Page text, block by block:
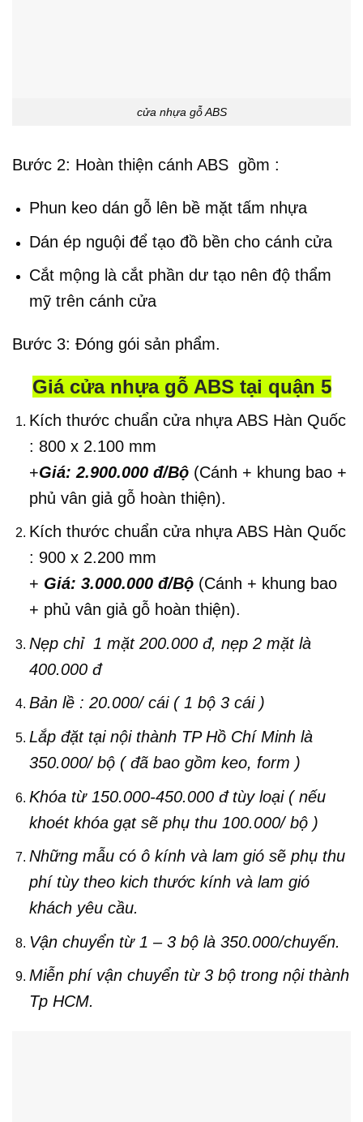
cửa nhựa gỗ ABS
Bước 2: Hoàn thiện cánh ABS gồm :
Phun keo dán gỗ lên bề mặt tấm nhựa
Dán ép nguội để tạo đồ bền cho cánh cửa
Cắt mộng là cắt phần dư tạo nên độ thẩm
mỹ trên cánh cửa
Bước 3: Đóng gói sản phẩm.
Giá cửa nhựa gỗ ABS tại quận 5
Kích thước chuẩn cửa nhựa ABS Hàn Quốc
: 800 x 2.100 mm
+Giá: 2.900.000 đ/Bộ(Cánh + khung bao +
phủ vân giả gỗ hoàn thiện).
Kích thước chuẩn cửa nhựa ABS Hàn Quốc
: 900 x 2.200 mm
+ Giá: 3.000.000 đ/Bộ(Cánh + khung bao
+ phủ vân giả gỗ hoàn thiện).
Nẹp chỉ 1 mặt 200.000 đ, nẹp 2 mặt là
400.000 đ
Bản lề : 20.000/ cái ( 1 bộ 3 cái )
Lắp đặt tại nội thành TP Hồ Chí Minh là
350.000/ bộ ( đã bao gồm keo, form )
Khóa từ 150.000-450.000 đ tùy loại ( nếu
khoét khóa gạt sẽ phụ thu 100.000/ bộ )
Những mẫu có ô kính và lam gió sẽ phụ thu
phí tùy theo kich thước kính và lam gió
khách yêu cầu.
Vận chuyển từ 1 – 3 bộ là 350.000/chuyến.
Miễn phí vận chuyển từ 3 bộ trong nội thành
Tp HCM.